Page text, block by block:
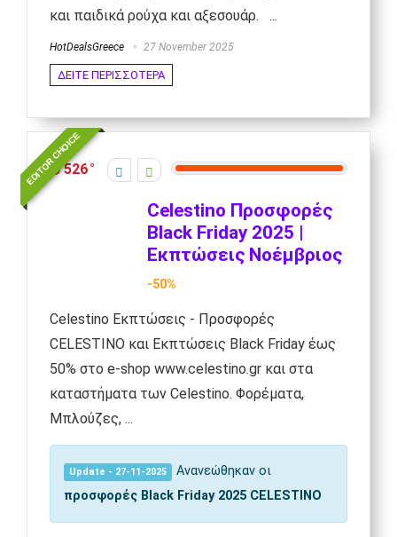
και παιδικά ρούχα και αξεσουάρ. ...
HotDealsGreece 27 November 2025
ΔΕΙΤΕ ΠΕΡΙΣΣΟΤΕΡΑ
EDITOR CHOICE
526
Celestino Προσφορές
Black Friday 2025 |
Εκπτώσεις Νοέμβριος
-50%
Celestino Εκπτώσεις - Προσφορές
CELESTINO και Εκπτώσεις Black Friday έως
50% στο e-shop www.celestino.gr και στα
καταστήματα των Celestino. Φορέματα,
Μπλούζες, ...
Update - 27-11-2025
Ανανεώθηκαν οι
προσφορές Black Friday 2025 CELESTINO